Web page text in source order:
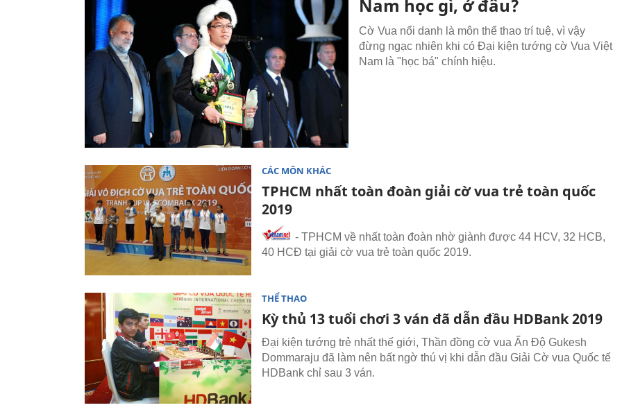
Nam học gì, ở đâu?
Cờ Vua nổi danh là môn thể thao trí tuệ, vì vậy
đừng ngạc nhiên khi có Đại kiện tướng cờ Vua Việt
Nam là "học bá" chính hiệu.
CÁC MÔN KHÁC
TPHCM nhất toàn đoàn giải cờ vua trẻ toàn quốc
2019
- TPHCM về nhất toàn đoàn nhờ giành được 44 HCV, 32 HCB,
40 HCĐ tại giải cờ vua trẻ toàn quốc 2019.
THỂ THAO
Kỳ thủ 13 tuổi chơi 3 ván đã dẫn đầu HDBank 2019
Đại kiện tướng trẻ nhất thế giới, Thần đồng cờ vua Ấn Độ Gukesh
Dommaraju đã làm nên bất ngờ thú vị khi dẫn đầu Giải Cờ vua Quốc tế
HDBank chỉ sau 3 ván.